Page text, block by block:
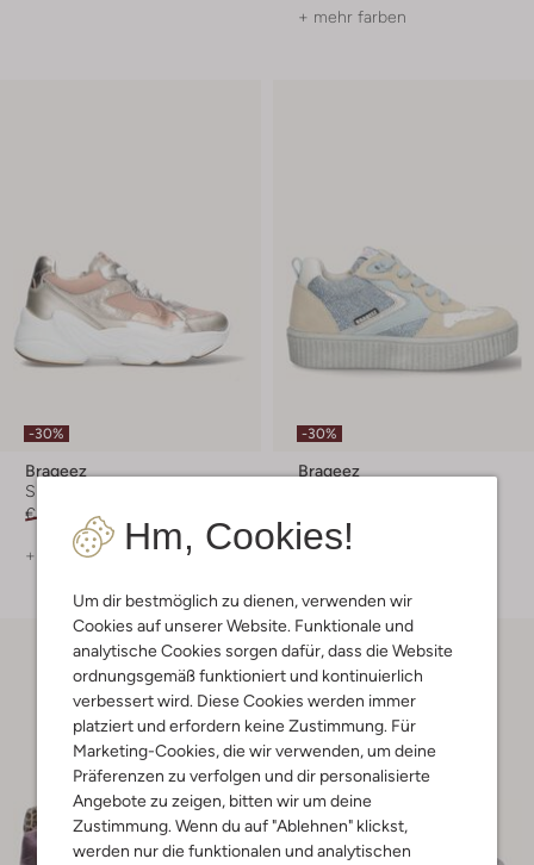
Hm, Cookies!
Um dir bestmöglich zu dienen, verwenden wir
Cookies auf unserer Website. Funktionale und
analytische Cookies sorgen dafür, dass die Website
ordnungsgemäß funktioniert und kontinuierlich
verbessert wird. Diese Cookies werden immer
platziert und erfordern keine Zustimmung. Für
Marketing-Cookies, die wir verwenden, um deine
Präferenzen zu verfolgen und dir personalisierte
Angebote zu zeigen, bitten wir um deine
Zustimmung. Wenn du auf "Ablehnen" klickst,
werden nur die funktionalen und analytischen
+ mehr farben
-30%
Braqeez
Sneaker Low
€ 99,99
€ 69,99
+ mehr farben
-30%
Braqeez
+ mehr farben